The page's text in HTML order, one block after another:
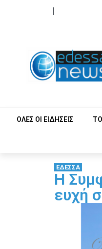
ΟΛΕΣ ΟΙ ΕΙΔΗΣΕΙΣ
ΕΔΕΣΣΑ
Η
ευχή